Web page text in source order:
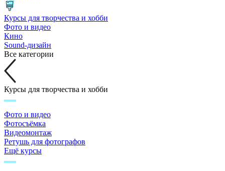
Курсы для творчества и хобби
Фото и видео
Кино
Sound-дизайн
Все категории
Курсы для творчества и хобби
Фото и видео
Фотосъёмка
Видеомонтаж
Ретушь для фотографов
Ещё курсы